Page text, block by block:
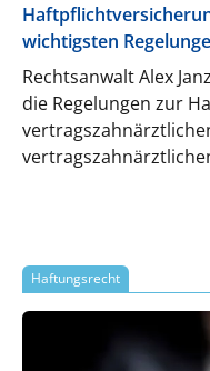
wichtigsten
Rechtsanwalt Alex
die Regelungen zur
Haftungsrecht